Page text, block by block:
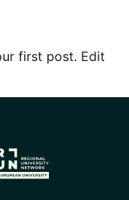
first post. Edit